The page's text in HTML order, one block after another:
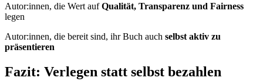
Autor:innen, die Wert aufQualität, Transparenz und Fairness
legen
Autor:innen, die bereit sind, ihr Buch auch selbst aktiv zu
präsentieren
Fazit: Verlegen statt selbst bezahlen